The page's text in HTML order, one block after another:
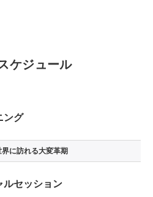
ケジュール
ング
に訪れる大変革期
ルセッション